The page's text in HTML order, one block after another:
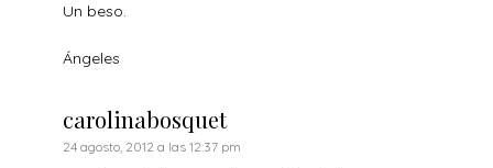
Un beso.
Ángeles
carolinabosquet
24 agosto, 2012 a las 12:37 pm